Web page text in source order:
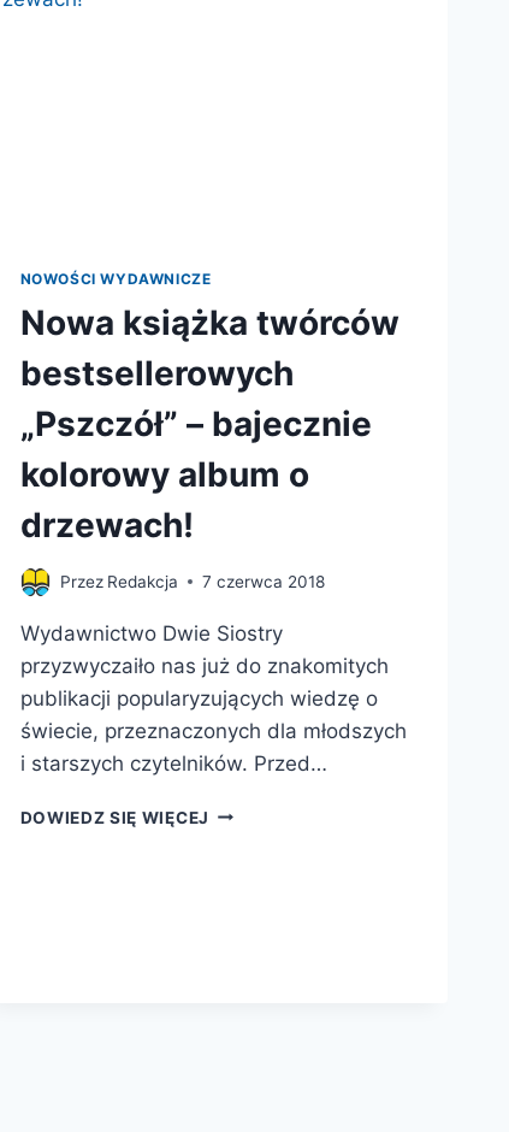
NOWOŚCI WYDAWNICZE
Nowa książka twórców
bestsellerowych
„Pszczół” – bajecznie
kolorowy album o
drzewach!
Przez Redakcja 7 czerwca 2018
Wydawnictwo Dwie Siostry
przyzwyczaiło nas już do znakomitych
publikacji popularyzujących wiedzę o
świecie, przeznaczonych dla młodszych
i starszych czytelników. Przed…
DOWIEDZ SIĘ WIĘCEJ NOWA